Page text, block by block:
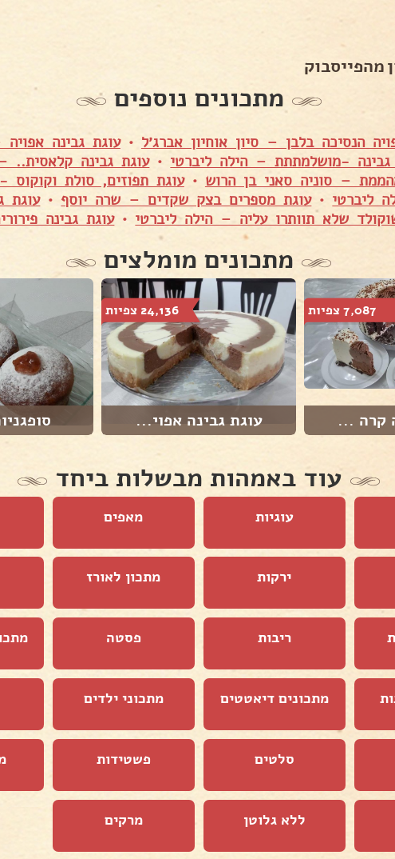
מהפייסבוק
מתכונים נוספים
הנסיכה בלבן – סיון אוחיון אברג׳ל •עוגת גבינה אפויה
גבינה -מושלמתתת – הילה ליברטי•עוגת גבינה קלאסית..
– סוניה סאני בן הרוש •עוגת תפוזים, סולת
ליברטי•עוגת מספרים בצק שקדים – שרה יוסף•עוגת
שלא תוותרו עליה – הילה ליברטי•עוגת גבינה
מתכונים מומלצים
7,087 צפיות
קרה ...
24,136 צפיות
עוגת גבינה אפוי...
עוד באמהות מבשלות ביחד
עוגיות מאפים
ירקות מתכון לאורז
ריבות פסטה
מתכונים דיאטטים מתכוני ילדים
סלטים פשטידות
ללא גלוטן מרקים